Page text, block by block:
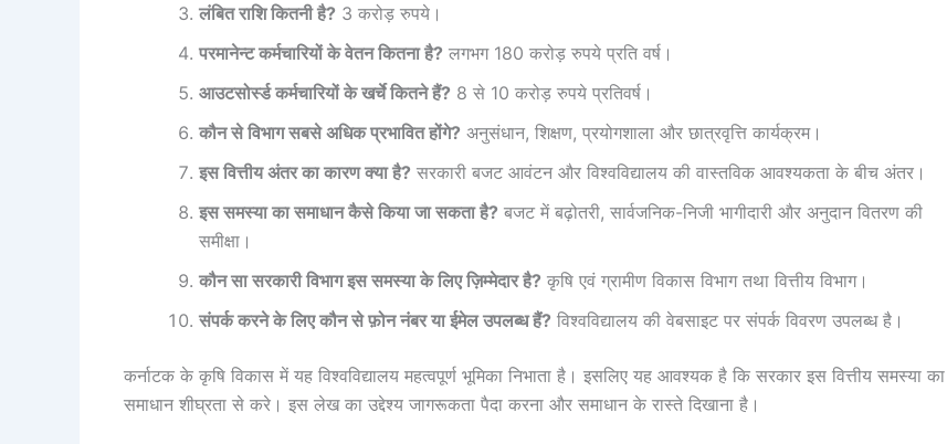
लंबित राशि कितनी है? 3 करोड़ रुपये।
परमानेन्ट कर्मचारियों के वेतन कितना है? लगभग 180 करोड़ रुपये प्रति वर्ष।
आउटसोर्स्ड कर्मचारियों के खर्चे कितने हैं? 8 से 10 करोड़ रुपये प्रतिवर्ष।
कौन से विभाग सबसे अधिक प्रभावित होंगे? अनुसंधान, शिक्षण, प्रयोगशाला और छात्रवृत्ति कार्यक्रम।
इस वित्तीय अंतर का कारण क्या है? सरकारी बजट आवंटन और विश्वविद्यालय की वास्तविक आवश्यकता के बीच अंतर।
इस समस्या का समाधान कैसे किया जा सकता है? बजट में बढ़ोतरी, सार्वजनिक-निजी भागीदारी और अनुदान वितरण की
समीक्षा।
कौन सा सरकारी विभाग इस समस्या के लिए ज़िम्मेदार है? कृषि एवं ग्रामीण विकास विभाग तथा वित्तीय विभाग।
संपर्क करने के लिए कौन से फ़ोन नंबर या ईमेल उपलब्ध हैं? विश्वविद्यालय की वेबसाइट पर संपर्क विवरण उपलब्ध है।
कर्नाटक के कृषि विकास में यह विश्वविद्यालय महत्वपूर्ण भूमिका निभाता है। इसलिए यह आवश्यक है कि सरकार इस वित्तीय समस्या का
समाधान शीघ्रता से करे। इस लेख का उद्देश्य जागरूकता पैदा करना और समाधान के रास्ते दिखाना है।